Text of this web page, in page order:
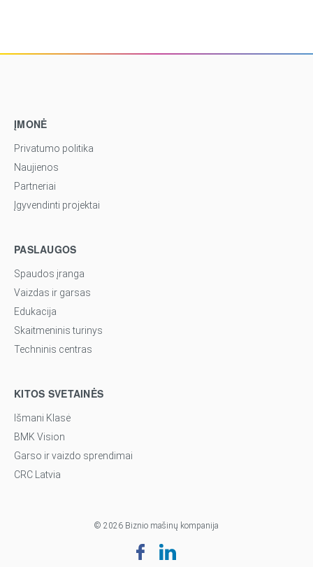
ĮMONĖ
Privatumo politika
Naujienos
Partneriai
Įgyvendinti projektai
PASLAUGOS
Spaudos įranga
Vaizdas ir garsas
Edukacija
Skaitmeninis turinys
Techninis centras
KITOS SVETAINĖS
Išmani Klasė
BMK Vision
Garso ir vaizdo sprendimai
CRC Latvia
© 2026 Biznio mašinų kompanija